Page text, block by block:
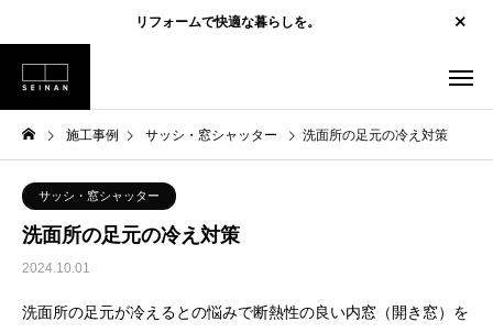
リフォームで快適な暮らしを。
施工事例 サッシ・窓シャッター 洗面所の足元の冷え対策
サッシ・窓シャッター
洗面所の足元の冷え対策
2024.10.01
洗面所の足元が冷えるとの悩みで断熱性の良い内窓（開き窓）を